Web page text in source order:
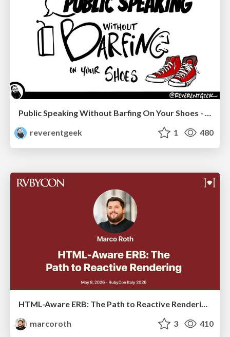
Public Speaking Without Barfing On Your Shoes - THAT 2023
reverentgeek
1 480
HTML-Aware ERB: The Path to Reactive Rendering @ RubyCon 2026, Rimini, Italy
marcoroth
3 410